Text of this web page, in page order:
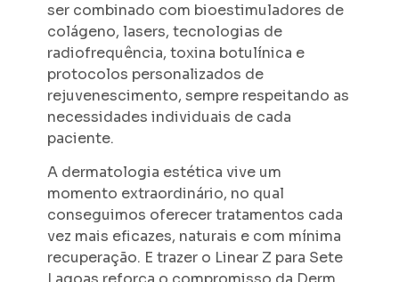
ser combinado com bioestimuladores de
colágeno, lasers, tecnologias de
radiofrequência, toxina botulínica e
protocolos personalizados de
rejuvenescimento, sempre respeitando as
necessidades individuais de cada
paciente.
A dermatologia estética vive um
momento extraordinário, no qual
conseguimos oferecer tratamentos cada
vez mais eficazes, naturais e com mínima
recuperação. E trazer o Linear Z para Sete